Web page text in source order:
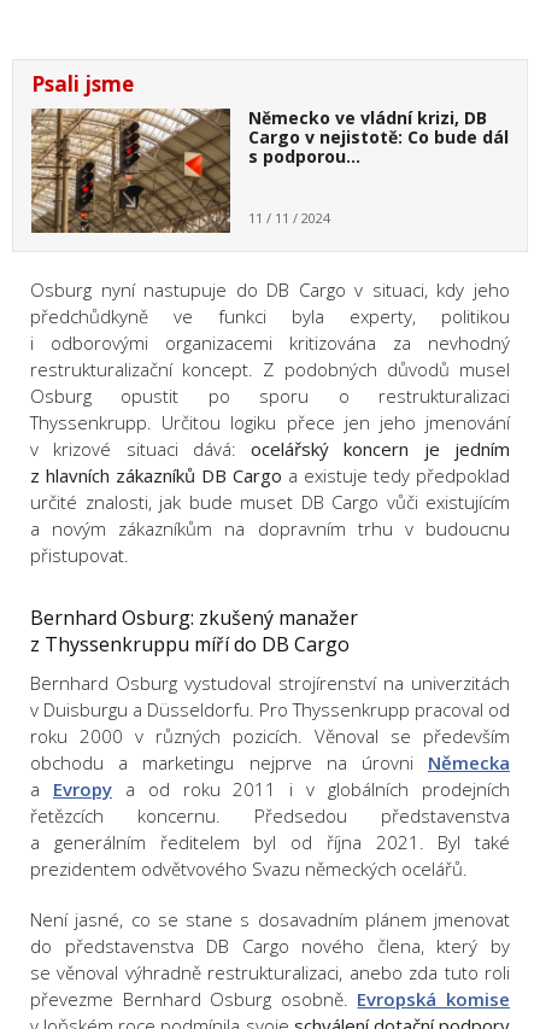
Psali jsme
Německo ve vládní krizi, DB
Cargo v nejistotě: Co bude dál
s podporou…
11 / 11 / 2024
Osburg nyní nastupuje do DB Cargo v situaci, kdy jeho
předchůdkyně ve funkci byla experty, politikou
i odborovými organizacemi kritizována za nevhodný
restrukturalizační koncept. Z podobných důvodů musel
Osburg opustit po sporu o restrukturalizaci
Thyssenkrupp. Určitou logiku přece jen jeho jmenování
v krizové situaci dává:ocelářský koncern je jedním
z hlavních zákazníků DB Cargo a existuje tedy předpoklad
určité znalosti, jak bude muset DB Cargo vůči existujícím
a novým zákazníkům na dopravním trhu v budoucnu
přistupovat.
Bernhard Osburg: zkušený manažer
z Thyssenkruppu míří do DB Cargo
Bernhard Osburg vystudoval strojírenství na univerzitách
v Duisburgu a Düsseldorfu. Pro Thyssenkrupp pracoval od
roku 2000 v různých pozicích. Věnoval se především
obchodu a marketingu nejprve na úrovni Německa
a Evropya od roku 2011 i v globálních prodejních
řetězcích koncernu. Předsedou představenstva
a generálním ředitelem byl od října 2021. Byl také
prezidentem odvětvového Svazu německých ocelářů.
Není jasné, co se stane s dosavadním plánem jmenovat
do představenstva DB Cargo nového člena, který by
se věnoval výhradně restrukturalizaci, anebo zda tuto roli
převezme Bernhard Osburg osobně. Evropská komise